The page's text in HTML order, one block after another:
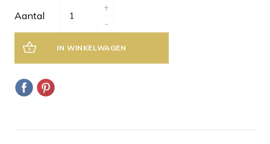
Aantal
+
-
IN WINKELWAGEN